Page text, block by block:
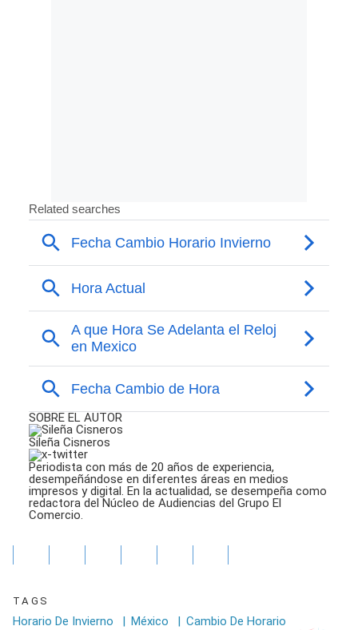
SOBRE EL AUTOR
Sileña Cisneros
Periodista con más de 20 años de experiencia,
desempeñándose en diferentes áreas en medios
impresos y digital. En la actualidad, se desempeña como
redactora del Núcleo de Audiencias del Grupo El
Comercio.
TAGS
Horario De Invierno | México | Cambio De Horario